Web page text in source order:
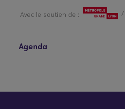
Agenda
Avec le soutien de : /